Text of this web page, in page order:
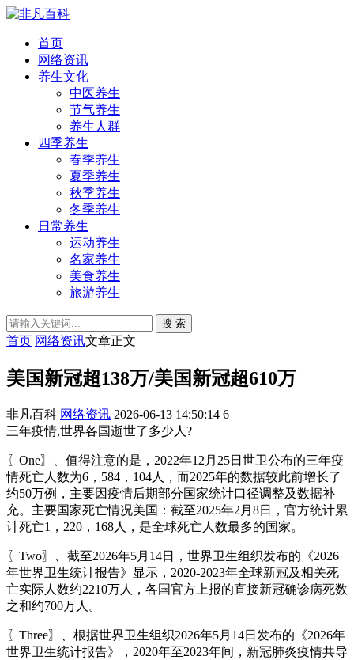
首页
网络资讯
养生文化
中医养生
节气养生
养生人群
四季养生
春季养生
夏季养生
秋季养生
冬季养生
日常养生
运动养生
名家养生
美食养生
旅游养生
搜 索
首页 网络资讯文章正文
美国新冠超138万/美国新冠超610万
非凡百科 网络资讯 2026-06-13 14:50:14 6
三年疫情,世界各国逝世了多少人?
〖One〗、值得注意的是，2022年12月25日世卫公布的三年疫
情死亡人数为6，584，104人，而2025年的数据较此前增长了
约50万例，主要因疫情后期部分国家统计口径调整及数据补
充。主要国家死亡情况美国：截至2025年2月8日，官方统计累
计死亡1，220，168人，是全球死亡人数最多的国家。
〖Two〗、截至2026年5月14日，世界卫生组织发布的《2026
年世界卫生统计报告》显示，2020-2023年全球新冠及相关死
亡实际人数约2210万人，各国官方上报的直接新冠确诊病死数
之和约700万人。
〖Three〗、根据世界卫生组织2026年5月14日发布的《2026年
世界卫生统计报告》，2020年至2023年间，新冠肺炎疫情共导